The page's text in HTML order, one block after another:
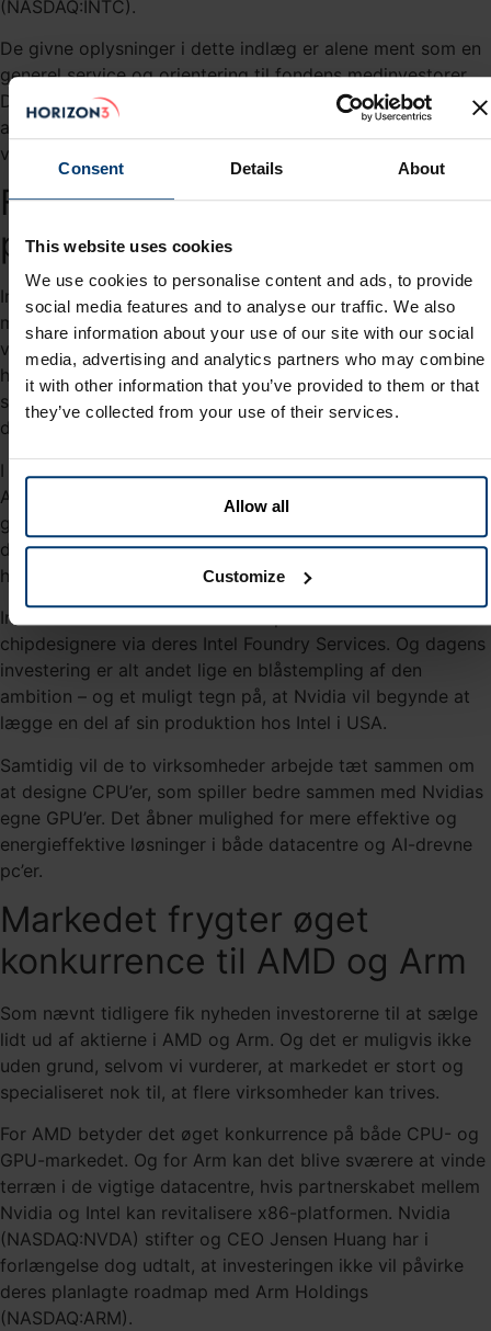
Consent Details About
This website uses cookies
We use cookies to personalise content and ads, to provide
social media features and to analyse our traffic. We also
share information about your use of our site with our social
media, advertising and analytics partners who may combine
it with other information that you’ve provided to them or that
they’ve collected from your use of their services.
Allow all
Customize
(NASDAQ:INTC).
De givne oplysninger i dette indlæg er alene ment som en
generel service og orientering til fondens medinvestorer.
De skal ikke ses som en anbefaling om at købe eller sælge
aktier i de omtalte virksomheder. Læs eventuelt mere om
vores disclaimer
Fra rivaler til strategiske
partnere
Investeringen, som svarer til cirka 4% af Intels
markedsværdi, skal ikke ses som et udtryk for, at Nvidia
vil overtage deres tidligere rival. Som vi vurderer nyheden,
handler det mere om adgang til produktionskapacitet og
strategisk samarbejde om fremtidige chip- og
datacenterløsninger.
I dag produceres langt størstedelen af Nvidias avancerede
AI-chips hos TSMC (NYSE:TSM) i Taiwan. Men både den
geopolitiske usikkerhed og kapacitetsbegrænsninger gør
det nødvendigt for Nvidia at kigge mod alternativer. Og
her kommer Intel ind i billedet.
Intel har en ambition om at blive producent for andre
chipdesignere via deres Intel Foundry Services. Og dagens
investering er alt andet lige en blåstempling af den
ambition – og et muligt tegn på, at Nvidia vil begynde at
lægge en del af sin produktion hos Intel i USA.
Samtidig vil de to virksomheder arbejde tæt sammen om
at designe CPU’er, som spiller bedre sammen med Nvidias
egne GPU’er. Det åbner mulighed for mere effektive og
energieffektive løsninger i både datacentre og AI-drevne
pc’er.
Markedet frygter øget
konkurrence til AMD og Arm
Som nævnt tidligere fik nyheden investorerne til at sælge
lidt ud af aktierne i AMD og Arm. Og det er muligvis ikke
uden grund, selvom vi vurderer, at markedet er stort og
specialiseret nok til, at flere virksomheder kan trives.
For AMD betyder det øget konkurrence på både CPU- og
GPU-markedet. Og for Arm kan det blive sværere at vinde
terræn i de vigtige datacentre, hvis partnerskabet mellem
Nvidia og Intel kan revitalisere x86-platformen. Nvidia
(NASDAQ:NVDA) stifter og CEO Jensen Huang har i
forlængelse dog udtalt, at investeringen ikke vil påvirke
deres planlagte roadmap med Arm Holdings
(NASDAQ:ARM).